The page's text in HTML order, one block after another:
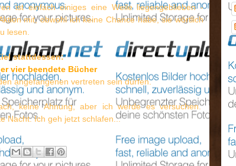
ist einfach einiges eine Weile liegengeblieben -
mit, obwohl ich keine Chance habe, sie wörtlich
lesen.
stattdessen:
vier beendete Bücher
angefangenen vertreten sein dürfen.
keine Ahnung, aber ich werde es versuchen.
Nacht. Ich geh jetzt schlafen...